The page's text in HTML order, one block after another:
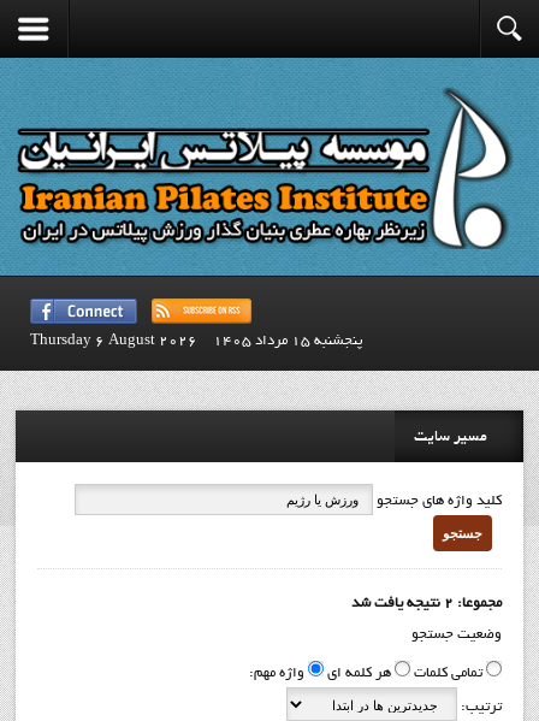
پنجشنبه 15 مرداد 1405 Thursday 6 August 2026
مسیر سایت
کلید واژه های جستجو
جستجو
مجموعا: 2 نتیجه یافت شد
وضعیت جستجو
تمامی کلمات هر کلمه ای واژه مهم:
ترتیب: